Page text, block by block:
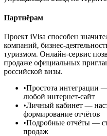
Партнёрам
Проект iVisa способен
компаний, бизнес-
туризмом. Онлайн-сервис
продаже официальных
российской визы.
•Простота интеграции —
любой интернет-сайт
•Личный кабинет —
формирование отчётов
•Подробные отчёты —
продаж